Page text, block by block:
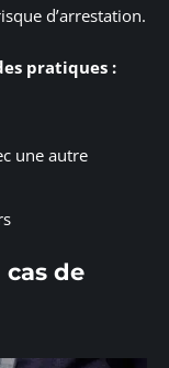
d’arrestation.
pratiques :
une autre
de